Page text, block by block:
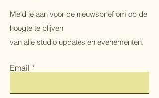
Meld je aan voor de nieuwsbrief om op de
hoogte te blijven
van alle studio updates en evenementen.
Email